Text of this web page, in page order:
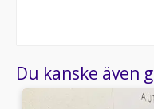
Du kanske även